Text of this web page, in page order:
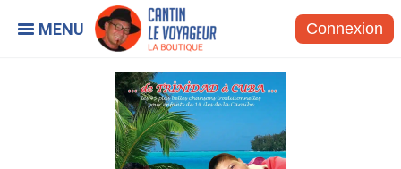
Connexion